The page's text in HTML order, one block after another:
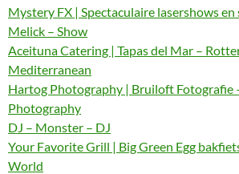
Mystery FX | Spectaculaire lasershows en
Melick – Show
Aceituna Catering | Tapas del Mar –
Mediterranean
Hartog Photography | Bruiloft Fotografie
Photography
DJ – Monster – DJ
Your Favorite Grill | Big Green Egg
World